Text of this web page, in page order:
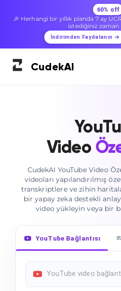
60% off
🎉 Herhangi bir yıllık planda 7 ay
istediğiniz zaman
İndirimden Faydalanın
CudekAI
Video
CudekAI YouTube Video
videoları yapılandırılmış
transkriptlere ve zihin
bir yapay zeka destekli
video yükleyin veya bir
YouTube Bağlantısı